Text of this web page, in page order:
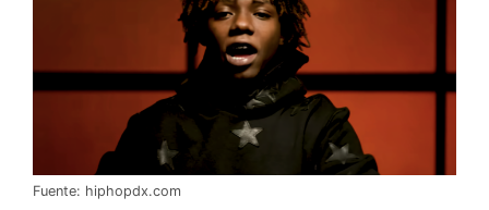
Fuente: hiphopdx.com